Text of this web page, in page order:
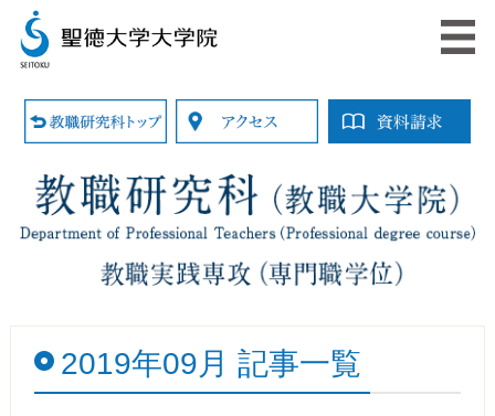
2019年09月 記事一覧